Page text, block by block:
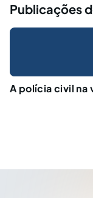
Publicações
A polícia civil na